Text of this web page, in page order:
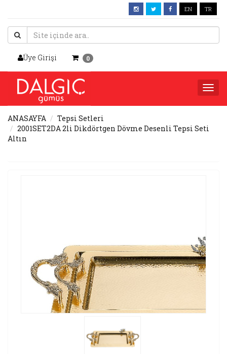
TR
EN
Üye Girişi 0
ANASAYFA
Tepsi Setleri
2001SET2DA 2li Dikdörtgen Dövme Desenli Tepsi Seti
Altın